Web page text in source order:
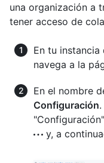
una organización a
tener acceso de
En tu instancia
navega a la
En el nombre
Configuración
y, a